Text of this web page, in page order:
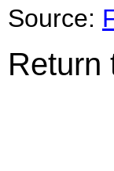
Source:
Return